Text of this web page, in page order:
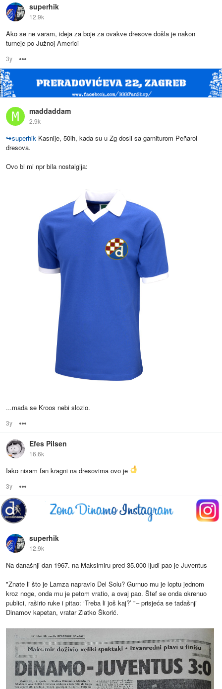
superhik
12.9k
Ako se ne varam, ideja za boje za ovakve dresove došla je nakon
turneje po Južnoj Americi
3y
maddaddam
2.9k
↪superhik Kasnije, 50ih, kada su u Zg dosli sa garniturom Peñarol
dresova.
Ovo bi mi npr bila nostalgija:
...mada se Kroos nebi slozio.
3y
Efes Pilsen
16.6k
Iako nisam fan kragni na dresovima ovo je
3y
superhik
12.9k
Na današnji dan 1967. na Maksimiru pred 35.000 ljudi pao je Juventus
"Znate li što je Lamza napravio Del Solu? Gurnuo mu je loptu jednom
kroz noge, onda mu je petom vratio, a ovaj pao. Štef se onda okrenuo
publici, raširio ruke i pitao: ‘Treba li još kaj?’ "– prisjeća se tadašnji
Dinamov kapetan, vratar Zlatko Škorić.